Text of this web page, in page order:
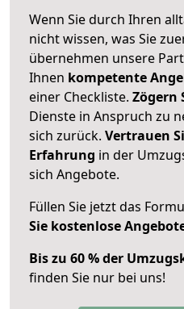
Wenn Sie durch Ihren
nicht wissen, was Sie
übernehmen unsere
Ihnen kompetente
einer Checkliste. Zögern
Dienste in Anspruch zu
sich zurück. Vertrauen
Erfahrung in der
sich Angebote.
Füllen Sie jetzt das
Sie kostenlose
Bis zu 60 % der
finden Sie nur bei uns!